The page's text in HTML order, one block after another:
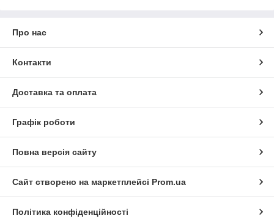
Про нас
Контакти
Доставка та оплата
Графік роботи
Повна версія сайту
Сайт створено на маркетплейсі Prom.ua
Політика конфіденційності